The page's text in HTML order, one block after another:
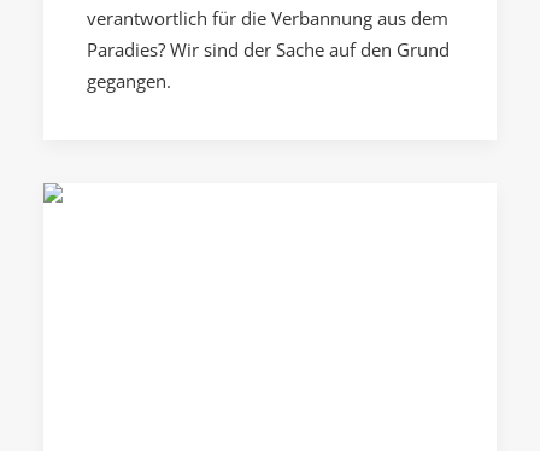
verantwortlich für die Verbannung aus dem
Paradies? Wir sind der Sache auf den Grund
gegangen.